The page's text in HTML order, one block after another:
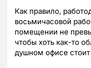
Как правило,
восьмичасовой
помещении не
чтобы хоть как-то
душном офисе стоит